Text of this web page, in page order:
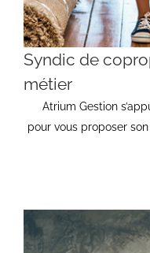
Syndic de
métier
Atrium Gestion
pour vous proposer